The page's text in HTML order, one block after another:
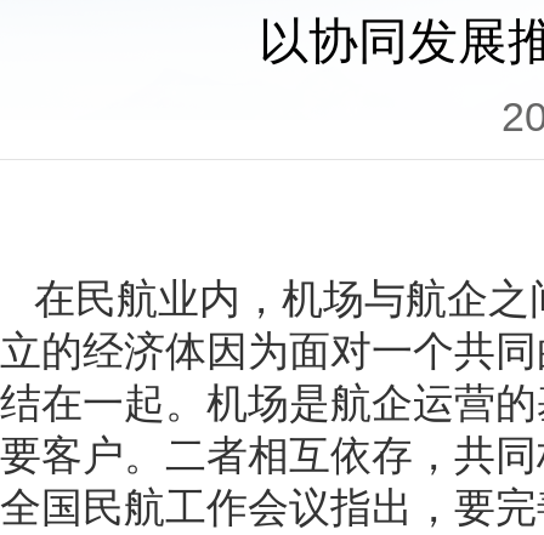
以协同发展
在民航业内，机场与航企
立的经济体因为面对一个
结在一起。机场是航企运营
要客户。二者相互依存，共
全国民航工作会议指出，要